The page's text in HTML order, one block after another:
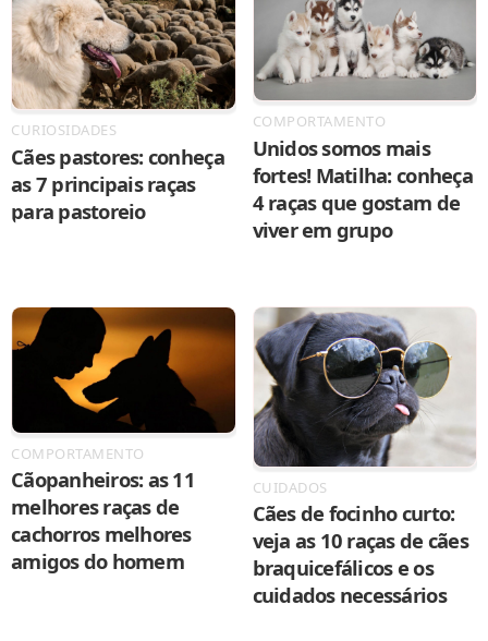
CURIOSIDADES
Cães pastores: conheça
as 7 principais raças
para pastoreio
COMPORTAMENTO
Unidos somos mais
fortes! Matilha: conheça
4 raças que gostam de
viver em grupo
COMPORTAMENTO
Cãopanheiros: as 11
melhores raças de
cachorros melhores
amigos do homem
CUIDADOS
Cães de focinho curto:
veja as 10 raças de cães
braquicefálicos e os
cuidados necessários